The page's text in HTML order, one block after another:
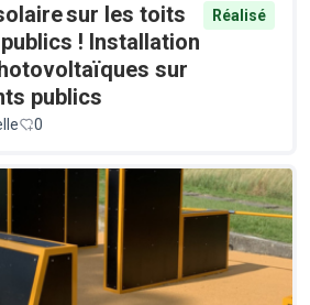
sur les toits
! Installation
sur
publics
Réalisé
0